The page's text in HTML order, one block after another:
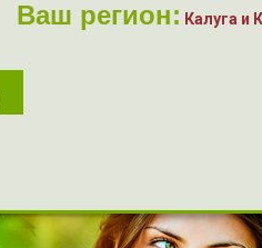
Ваш регион: Калуга и